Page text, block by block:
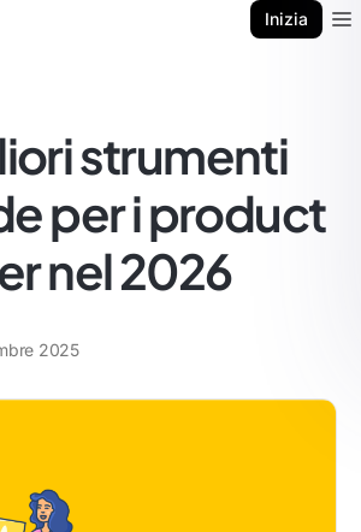
Inizia
strumenti
per i product
nel 2026
2025